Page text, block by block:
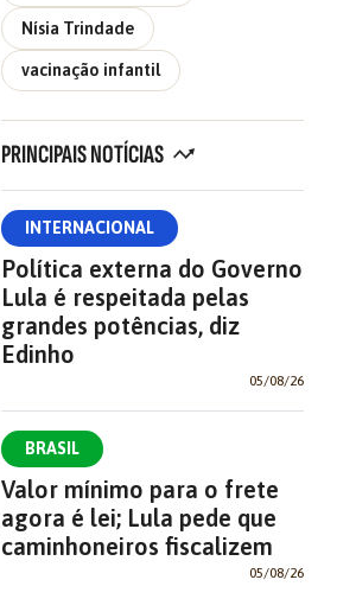
Nísia Trindade
vacinação infantil
PRINCIPAIS NOTÍCIAS
INTERNACIONAL
Política externa do Governo
Lula é respeitada pelas
grandes potências, diz
Edinho
05/08/26
BRASIL
Valor mínimo para o frete
agora é lei; Lula pede que
caminhoneiros fiscalizem
05/08/26